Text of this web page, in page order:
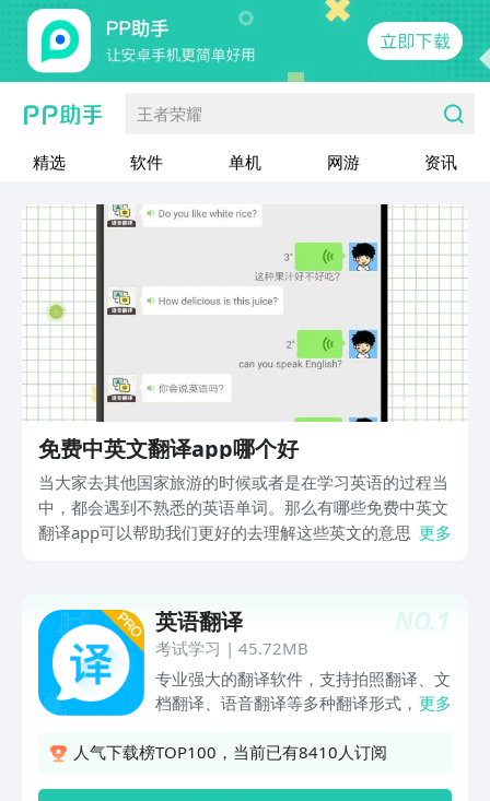
王者荣耀
精选 软件 单机 网游 资讯
免费中英文翻译app哪个好
当大家去其他国家旅游的时候或者是在学习英语的过程当
中，都会遇到不熟悉的英语单词。那么有哪些免费中英文
翻译app可以帮助我们更好的去理解这些英文的意思，有
脚步一起来了解一下这些软件吧，大家也可以根据自己的
喜好去点击下方的链接去进行下载。
更多
NO.1
英语翻译
考试学习 | 45.72MB
专业强大的翻译软件，支持拍照翻译、文
档翻译、语音翻译等多种翻译形式，帮助
谷歌翻译、网易有道翻译等巨头合作，采
更多
人气下载榜TOP100，当前已有8410人订阅